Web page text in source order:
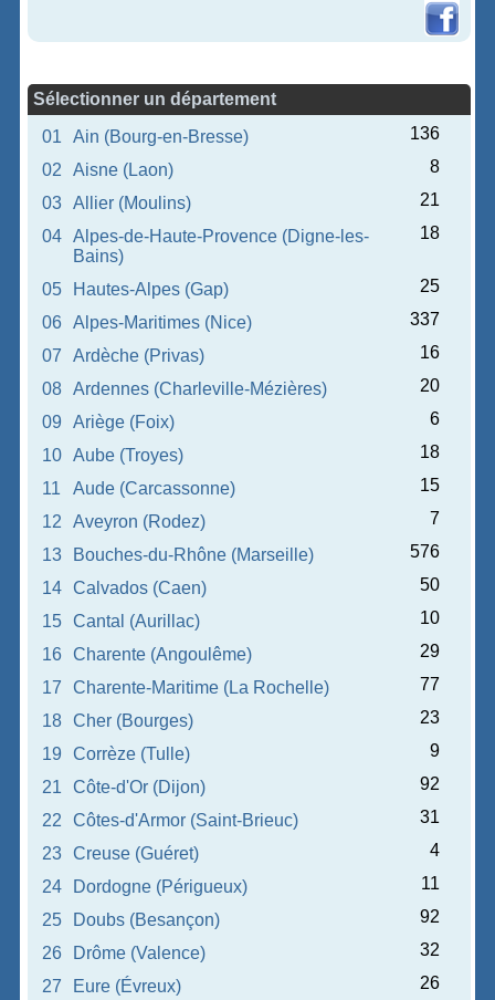
Sélectionner un département
01
Ain (Bourg-en-Bresse)
136
02
Aisne (Laon)
8
03
Allier (Moulins)
21
04
Alpes-de-Haute-Provence (Digne-les-
Bains)
18
05 Hautes-Alpes (Gap)
25
06
Alpes-Maritimes (Nice)
337
07
Ardèche (Privas)
16
08
Ardennes (Charleville-Mézières)
20
09
Ariège (Foix)
6
10
Aube (Troyes)
18
11
Aude (Carcassonne)
15
12
Aveyron (Rodez)
7
13
Bouches-du-Rhône (Marseille)
576
14
Calvados (Caen)
50
15
Cantal (Aurillac)
10
16
Charente (Angoulême)
29
17
Charente-Maritime (La Rochelle)
77
18
Cher (Bourges)
23
19
Corrèze (Tulle)
9
21
Côte-d'Or (Dijon)
92
22
Côtes-d'Armor (Saint-Brieuc)
31
23
Creuse (Guéret)
4
24
Dordogne (Périgueux)
11
25
Doubs (Besançon)
92
26
Drôme (Valence)
32
27
Eure (Évreux) 26